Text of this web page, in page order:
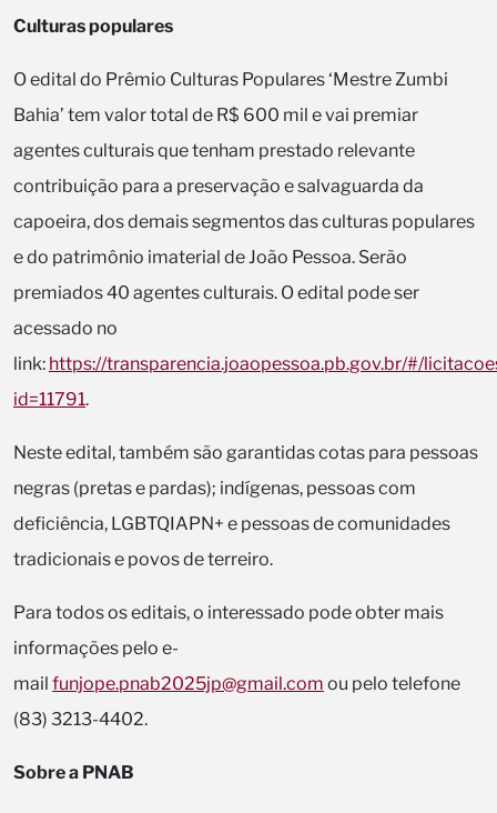
Culturas populares
O edital do Prêmio Culturas Populares ‘Mestre Zumbi
Bahia’ tem valor total de R$ 600 mil e vai premiar
agentes culturais que tenham prestado relevante
contribuição para a preservação e salvaguarda da
capoeira, dos demais segmentos das culturas populares
e do patrimônio imaterial de João Pessoa. Serão
premiados 40 agentes culturais. O edital pode ser
acessado no
link: https://transparencia.joaopessoa.pb.gov.br/#/
id=11791.
Neste edital, também são garantidas cotas para pessoas
negras (pretas e pardas); indígenas, pessoas com
deficiência, LGBTQIAPN+ e pessoas de comunidades
tradicionais e povos de terreiro.
Para todos os editais, o interessado pode obter mais
informações pelo e-
mail funjope.pnab2025jp@gmail.com ou pelo telefone
(83) 3213-4402.
Sobre a PNAB